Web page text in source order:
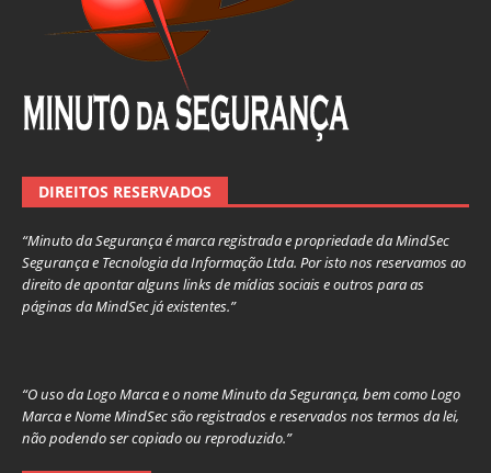
DIREITOS RESERVADOS
“Minuto da Segurança é marca registrada e propriedade da MindSec
Segurança e Tecnologia da Informação Ltda. Por isto nos reservamos ao
direito de apontar alguns links de mídias sociais e outros para as
páginas da MindSec já existentes.”
“O uso da Logo Marca e o nome Minuto da Segurança, bem como Logo
Marca e Nome MindSec são registrados e reservados nos termos da lei,
não podendo ser copiado ou reproduzido.”